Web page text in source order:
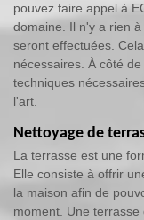
pouvez faire appel à
domaine. Il n'y a rien
seront effectuées.
nécessaires. À côté
techniques
l'art.
Nettoyage de
La terrasse est une
Elle consiste à offrir
la maison afin de
moment. Une